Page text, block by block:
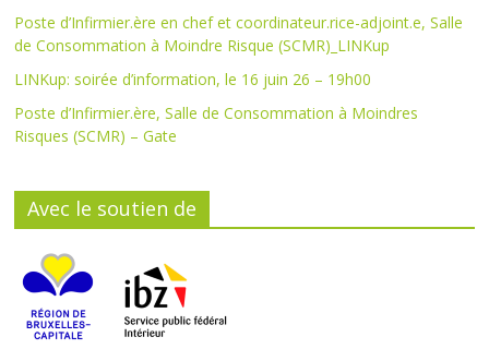
Poste d’Infirmier.ère en chef et coordinateur.rice-adjoint.e, Salle
de Consommation à Moindre Risque (SCMR)_LINKup
LINKup: soirée d’information, le 16 juin 26 – 19h00
Poste d’Infirmier.ère, Salle de Consommation à Moindres
Risques (SCMR) – Gate
Avec le soutien de